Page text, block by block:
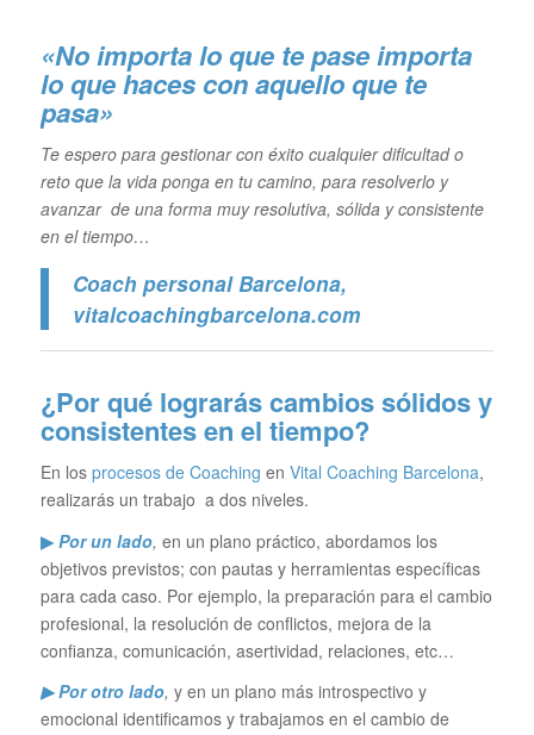
«No importa lo que te pase importa
lo que haces con aquello que te
pasa»
Te espero para gestionar con éxito cualquier dificultad o
reto que la vida ponga en tu camino, para resolverlo y
avanzar de una forma muy resolutiva, sólida y consistente
en el tiempo…
Coach personal Barcelona,
vitalcoachingbarcelona.com
¿Por qué lograrás cambios sólidos y
consistentes en el tiempo?
En los procesos de Coaching en Vital Coaching Barcelona,
realizarás un trabajo a dos niveles.
▶Por un lado, en un plano práctico, abordamos los
objetivos previstos; con pautas y herramientas específicas
para cada caso. Por ejemplo, la preparación para el cambio
profesional, la resolución de conflictos, mejora de la
confianza, comunicación, asertividad, relaciones, etc…
▶ Por otro lado, y en un plano más introspectivo y
emocional identificamos y trabajamos en el cambio de